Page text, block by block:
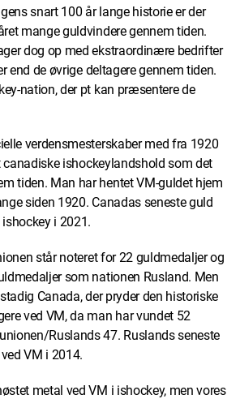
snart 100 år lange historie er der
mange guldvindere gennem tiden.
dog op med ekstraordinære bedrifter
end de øvrige deltagere gennem tiden.
nation, der pt kan præsentere de
verdensmesterskaber med fra 1920
canadiske ishockeylandshold som det
tiden. Man har hentet VM-guldet hjem
siden 1920. Canadas seneste guld
i 2021.
står noteret for 22 guldmedaljer og
som nationen Rusland. Men
Canada, der pryder den historiske
ved VM, da man har vundet 52
Ruslands 47. Ruslands seneste
VM i 2014.
metal ved VM i ishockey, men vores